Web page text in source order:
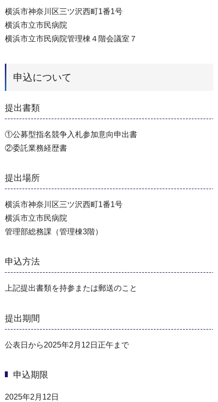
横浜市神奈川区三ツ沢西町1番1号
横浜市立市民病院
横浜市立市民病院管理棟４階会議室７
申込について
提出書類
①公募型指名競争入札参加意向申出書
②委託業務経歴書
提出場所
横浜市神奈川区三ツ沢西町1番1号
横浜市立市民病院
管理部総務課（管理棟3階）
申込方法
上記提出書類を持参または郵送のこと
提出期間
公表日から2025年2月12日正午まで
申込期限
2025年2月12日